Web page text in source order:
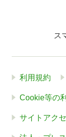
ス
利用規約
Cookie等の
サイトアク